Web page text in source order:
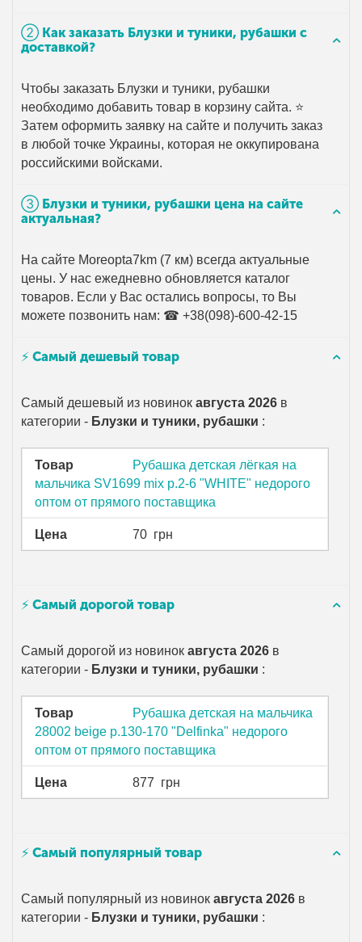
➁ Как заказать Блузки и туники, рубашки с
доставкой?
Чтобы заказать Блузки и туники, рубашки
необходимо добавить товар в корзину сайта. ⭐
Затем оформить заявку на сайте и получить заказ
в любой точке Украины, которая не оккупирована
российскими войсками.
➂ Блузки и туники, рубашки цена на сайте
актуальная?
На сайте Moreopta7km (7 км) всегда актуальные
цены. У нас ежедневно обновляется каталог
товаров. Если у Вас остались вопросы, то Вы
можете позвонить нам: ☎ +38(098)-600-42-15
⚡ Самый дешевый товар
Самый дешевый из новинокавгуста 2026 в
категории - Блузки и туники, рубашки :
Товар
Рубашка детская лёгкая на
мальчика SV1699 mix р.2-6 "WHITE" недорого
оптом от прямого поставщика
Цена 70 грн
⚡ Самый дорогой товар
Самый дорогой из новинокавгуста 2026 в
категории - Блузки и туники, рубашки :
Товар
Рубашка детская на мальчика
28002 beige р.130-170 "Delfinka" недорого
оптом от прямого поставщика
Цена 877 грн
⚡ Самый популярный товар
Самый популярный из новинокавгуста 2026 в
категории - Блузки и туники, рубашки :